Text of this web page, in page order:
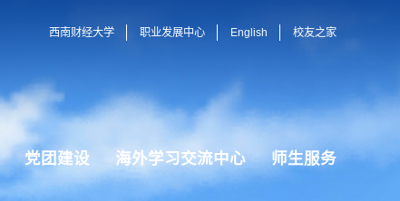
西南财经大学 职业发展中心 English 校友之家
党团建设 海外学习交流中心 师生服务